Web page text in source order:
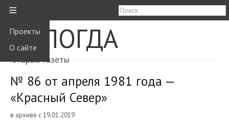
≡
Проекты
О сайте
ВОЛОГДА
старые газеты
№ 86 от апреля 1981 года —
«Красный Север»
в архиве с 19.01.2019